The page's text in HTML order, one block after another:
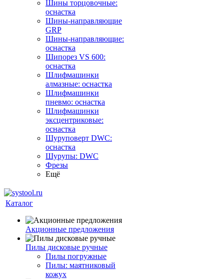
Шины торцовочные:
оснастка
Шины-направляющие
GRP
Шины-направляющие:
оснастка
Шипорез VS 600:
оснастка
Шлифмашинки
алмазные: оснастка
Шлифмашинки
пневмо: оснастка
Шлифмашинки
эксцентриковые:
оснастка
Шуруповерт DWC:
оснастка
Шурупы: DWC
Фрезы
Ещё
Каталог
Акционные предложения
Пилы дисковые ручные
Пилы погружные
Пилы: маятниковый
кожух